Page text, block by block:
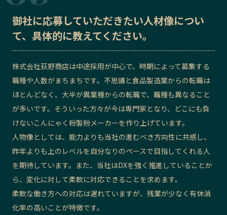
御社に応募していただきたい人材像につい
て、具体的に教えてください。
株式会社荻野商店は中途採用が中心で、時期によって募集する
職種や人数がまちまちです。不思議と食品製造業からの転職は
ほとんどなく、大半が異業種からの転職で、職種も異なること
が多いです。そういった方々が今は専門家となり、どこにも負
けないこんにゃく粉製粉メーカーを作り上げています。
人物像としては、能力よりも当社の進むべき方向性に共感し、
昨年よりも上のレベルを自分なりのペースで目指してくれる人
を期待しています。また、当社はDXを強く推進していることか
ら、変化に対して柔軟に対応できることを求めます。
柔軟な働き方への対応は遅れていますが、残業が少なく有休消
化率の高いことが特徴です。